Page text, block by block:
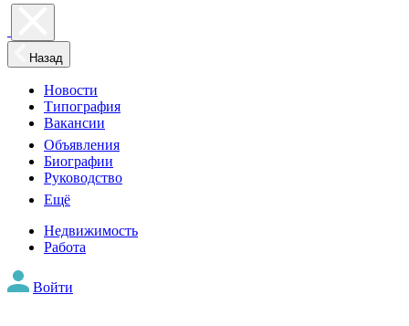
Назад
Новости
Типография
Вакансии
Объявления
Биографии
Руководство
Ещё
Недвижимость
Работа
Войти